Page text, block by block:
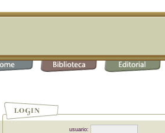
usuario: